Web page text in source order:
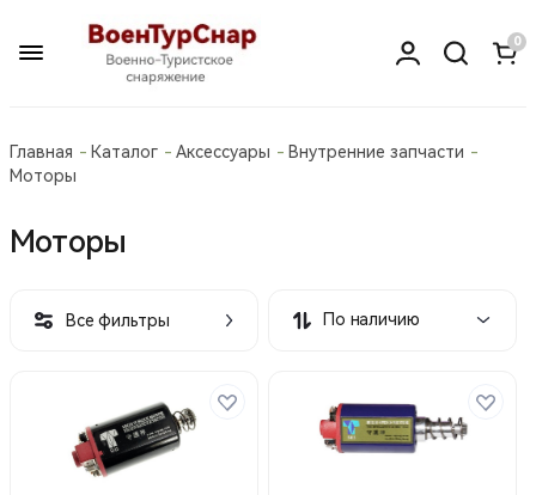
0
Главная Каталог Аксессуары
Внутренние запчасти
Моторы
Моторы
Все фильтры По наличию